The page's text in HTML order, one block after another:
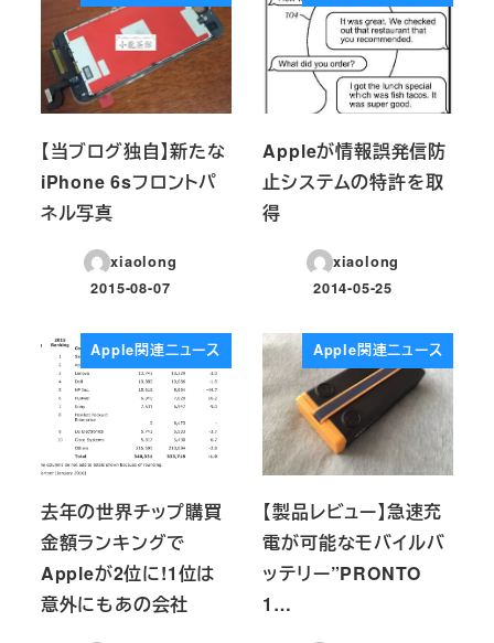
【当ブログ独自】新たな
iPhone 6sフロントパ
ネル写真
xiaolong
投稿日
2015-08-07
Appleが情報誤発信防
止システムの特許を取
得
xiaolong
投稿日
2014-05-25
Apple関連ニュース
去年の世界チップ購買
金額ランキングで
Appleが2位に!1位は
意外にもあの会社
Apple関連ニュース
【製品レビュー】急速充
電が可能なモバイルバ
ッテリー”PRONTO
1…